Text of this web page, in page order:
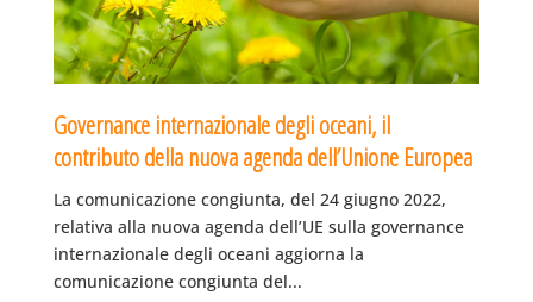
Governance internazionale degli oceani, il
contributo della nuova agenda dell’Unione Europea
La comunicazione congiunta, del 24 giugno 2022,
relativa alla nuova agenda dell’UE sulla governance
internazionale degli oceani aggiorna la
comunicazione congiunta del...